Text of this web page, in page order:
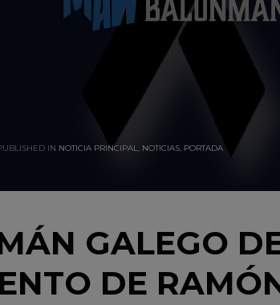
IN NOTICIA PRINCIPAL, NOTICIAS, PORTADA
GALEGO
DE